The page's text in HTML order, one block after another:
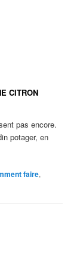
CITRON
pas encore.
potager, en
faire,